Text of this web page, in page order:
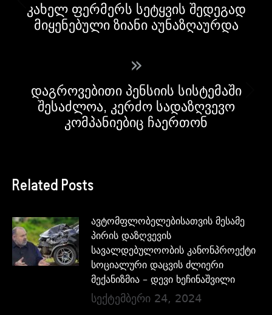
კახელ ფერმერს სეტყვის შედეგად
მიყენებული ზიანი აუნაზღაურდა
»
დაგროვებითი პენსიის სისტემაში
შესაძლოა, კერძო სადაზღვევო
კომპანიებიც ჩაერთონ
Related Posts
ავტომფლობელებისათვის მესამე
პირის დაზღვევის
სავალდებულოობის კანონპროექტი
სოციალური დაცვის ძლიერი
მექანიზმია – დევი ხეჩინაშვილი
სექტემბერი 24, 2024